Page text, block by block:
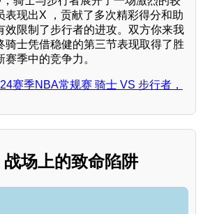
表现出X ，贡献了多次精彩得分和助
效限制了步行者的进攻。双方你来我
骑士凭借稳健的第三节表现取得了胜
季中的竞争力。
赛季NBA常规赛 骑士 VS 步行者，
场上的致命陷阱